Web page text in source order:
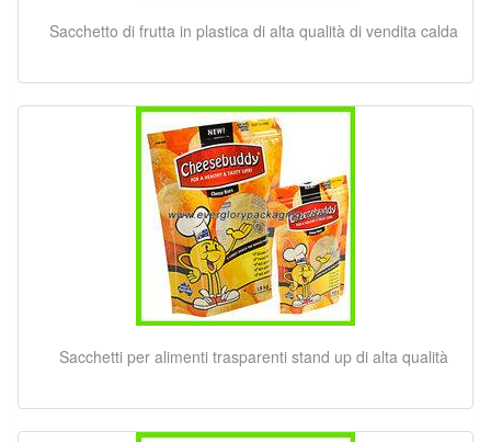
Sacchetto di frutta in plastica di alta qualità di vendita calda
Sacchetti per alimenti trasparenti stand up di alta qualità